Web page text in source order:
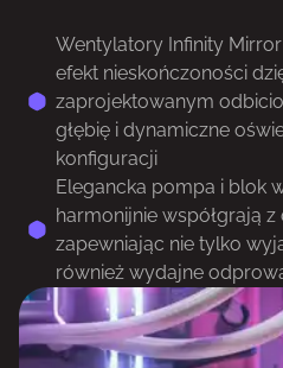
Wentylatory Infinity
efekt nieskończoności
zaprojektowanym
głębię i dynamiczne
konfiguracji
Elegancka pompa i blok
harmonijnie współgrają
zapewniając nie tylko
również wydajne